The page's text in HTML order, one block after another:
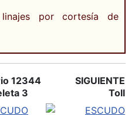
por cortesía de
12344
3
SIGUIENTE
Toll